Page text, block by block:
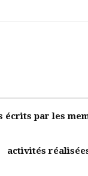
écrits par les
activités